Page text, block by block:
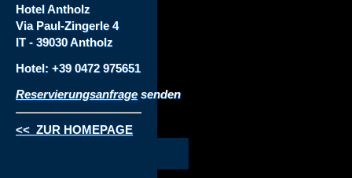
HotelAntholz
Via Paul-Zingerle 4
IT - 39030 Antholz
Hotel: +39 0472 975651
Reservierungsanfrage senden
<< ZUR HOMEPAGE